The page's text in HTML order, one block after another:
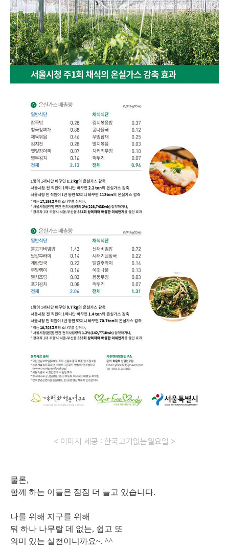
< 이미지 제공 : 한국고기없는월요일 >
물론,
함께 하는 이들은 점점 더 늘고 있습니다.
나를 위해 지구를 위해
뭐 하나 나무랄 데 없는, 쉽고 또
의미 있는 실천이니까요~. ^^